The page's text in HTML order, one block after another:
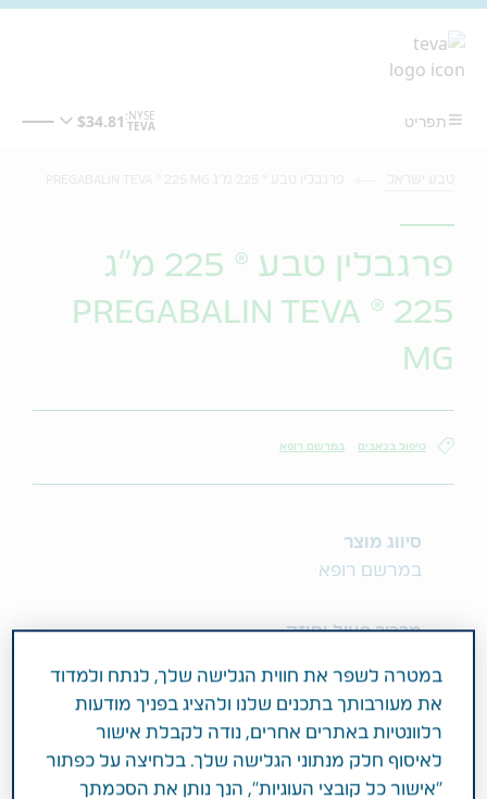
פרגבלין טבע ® 225 מ"ג
PREGABALIN TEVA ® 225
MG
טיפול בכאבים במרשם רופא
סיווג מוצר
במרשם רופא
מרכיב פעיל וחוזק
במטרה לשפר את חווית הגלישה שלך, לנתח ולמדוד
את מעורבותך בתכנים שלנו ולהציג בפניך מודעות
רלוונטיות באתרים אחרים, נודה לקבלת אישור
לאיסוף חלק מנתוני הגלישה שלך. בלחיצה על כפתור
"אישור כל קובצי העוגיות", הנך נותן את הסכמתך